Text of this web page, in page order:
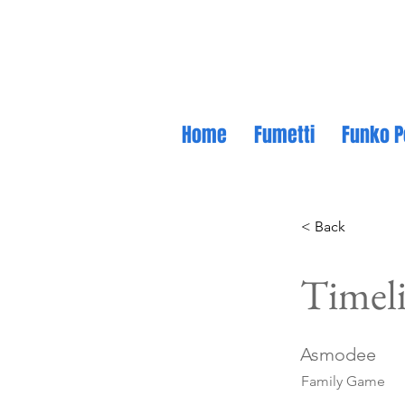
Home Fumetti Funko
< Back
Asmodee
Family Game